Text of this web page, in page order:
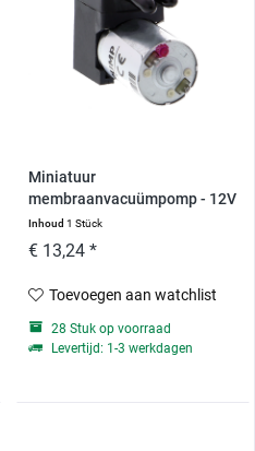
Miniatuur
membraanvacuümpomp - 12V
DC, 3W
Inhoud 1 Stück
€ 13,24 *
Toevoegen aan watchlist
28 Stuk op voorraad
Levertijd: 1-3 werkdagen